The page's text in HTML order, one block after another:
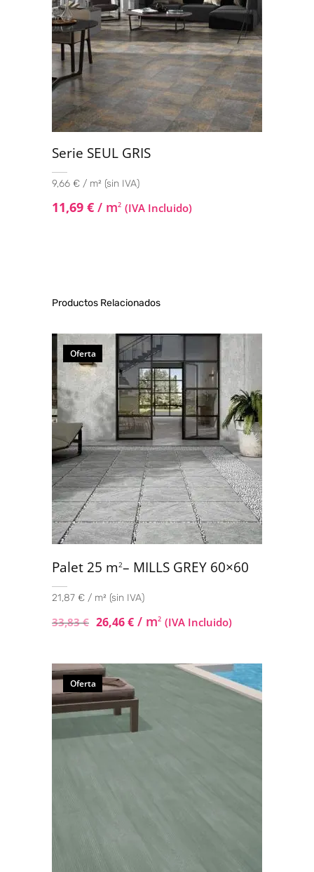
Serie SEUL GRIS
9,66 € / m² (sin IVA)
11,69 € / m2 (IVA Incluido)
Productos Relacionados
Oferta
Palet 25 m2– MILLS GREY 60×60
21,87 € / m² (sin IVA)
33,83€ 26,46€ / m2 (IVA Incluido)
Oferta